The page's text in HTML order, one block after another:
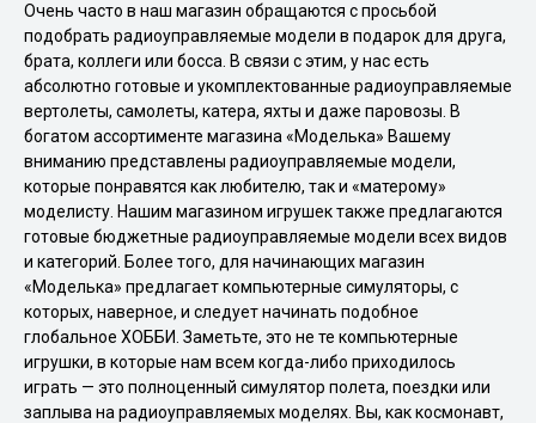
Очень часто в наш магазин обращаются с просьбой
подобрать радиоуправляемые модели в подарок для друга,
брата, коллеги или босса. В связи с этим, у нас есть
абсолютно готовые и укомплектованные радиоуправляемые
вертолеты, самолеты, катера, яхты и даже паровозы. В
богатом ассортименте магазина «Моделька» Вашему
вниманию представлены радиоуправляемые модели,
которые понравятся как любителю, так и «матерому»
моделисту. Нашим магазином игрушек также предлагаются
готовые бюджетные радиоуправляемые модели всех видов
и категорий. Более того, для начинающих магазин
«Моделька» предлагает компьютерные симуляторы, с
которых, наверное, и следует начинать подобное
глобальное ХОББИ. Заметьте, это не те компьютерные
игрушки, в которые нам всем когда-либо приходилось
играть — это полноценный симулятор полета, поездки или
заплыва на радиоуправляемых моделях. Вы, как космонавт,